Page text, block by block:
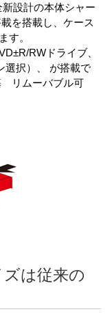
設計の本体シャー
を搭載し、ケース
す。
RWドライブ、
選択）、 が搭載で
リムーバブル可
は従来の